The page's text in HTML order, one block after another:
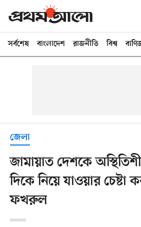
সর্বশেষ বাংলাদেশ রাজনীতি বিশ্ব
জেলা
জামায়াত দেশকে
দিকে নিয়ে যাওয়ার চেষ্টা
ফখরুল